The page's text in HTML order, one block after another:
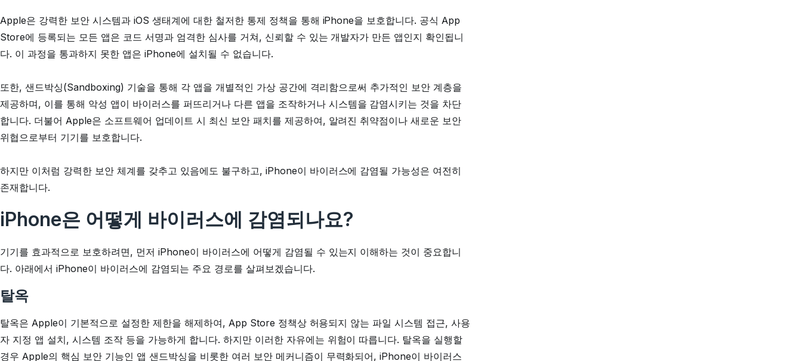
Apple은 강력한 보안 시스템과 iOS 생태계에 대한 철저한 통제 정책을 통해 iPhone을 보호합니다. 공식 App
Store에 등록되는 모든 앱은 코드 서명과 엄격한 심사를 거쳐, 신뢰할 수 있는 개발자가 만든 앱인지 확인됩니
다. 이 과정을 통과하지 못한 앱은 iPhone에 설치될 수 없습니다.
또한, 샌드박싱(Sandboxing) 기술을 통해 각 앱을 개별적인 가상 공간에 격리함으로써 추가적인 보안 계층을
제공하며, 이를 통해 악성 앱이 바이러스를 퍼뜨리거나 다른 앱을 조작하거나 시스템을 감염시키는 것을 차단
합니다. 더불어 Apple은 소프트웨어 업데이트 시 최신 보안 패치를 제공하여, 알려진 취약점이나 새로운 보안
위협으로부터 기기를 보호합니다.
하지만 이처럼 강력한 보안 체계를 갖추고 있음에도 불구하고, iPhone이 바이러스에 감염될 가능성은 여전히
존재합니다.
iPhone은 어떻게 바이러스에 감염되나요?
기기를 효과적으로 보호하려면, 먼저 iPhone이 바이러스에 어떻게 감염될 수 있는지 이해하는 것이 중요합니
다. 아래에서 iPhone이 바이러스에 감염되는 주요 경로를 살펴보겠습니다.
탈옥
탈옥은 Apple이 기본적으로 설정한 제한을 해제하여, App Store 정책상 허용되지 않는 파일 시스템 접근, 사용
자 지정 앱 설치, 시스템 조작 등을 가능하게 합니다. 하지만 이러한 자유에는 위험이 따릅니다. 탈옥을 실행할
경우 Apple의 핵심 보안 기능인 앱 샌드박싱을 비롯한 여러 보안 메커니즘이 무력화되어, iPhone이 바이러스